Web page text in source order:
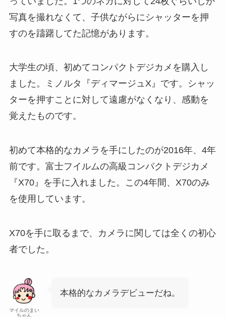
写真を撮れなくて、子供ながらにシャッターを押
すのを躊躇してた記憶があります。
大学生の頃、初めてコンパクトデジカメを購入し
ました。ミノルタ『ディマージュX』です。シャッ
ターを押すことに対して遠慮がなくなり、感動を
覚えたものです。
初めて本格的なカメラを手にしたのが2016年、4年
前です。富士フイルムの高級コンパクトデジカメ
『X70』を手に入れました。この4年間、X70のみ
を使用しています。
X70を手に取るまで、カメラに関しては全くの初心
者でした。
マイルのまい
ちゃん
本格的なカメラデビューだね。